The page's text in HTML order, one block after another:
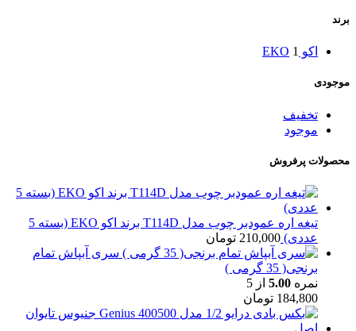
برند
اکو EKO 1
موجودی
تخفیف
موجود
محصولات پرفروش
تیغه اره عمودبر چوب مدل T114D برند اکو EKO (بسته 5
عددی) 210,000 تومان
سری آبپاش تمام
برنجی( 35 گرمی )
نمره 5.00 از 5
184,800 تومان